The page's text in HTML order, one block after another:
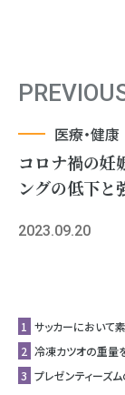
医療・健康
コロナ禍の妊
ングの低下と
2023.09.20
1 サッカーにおいて
2 冷凍カツオの重量
3 プレゼンティーズ